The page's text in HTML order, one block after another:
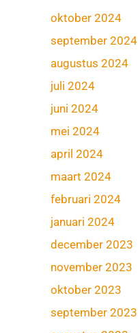
oktober 2024
september 2024
augustus 2024
juli 2024
juni 2024
mei 2024
april 2024
maart 2024
februari 2024
januari 2024
december 2023
november 2023
oktober 2023
september 2023